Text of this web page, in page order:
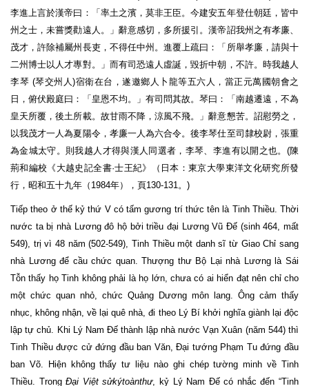
李進上言於漢帝曰：「率土之濱，莫非王臣。今建安五年登仕朝廷，皆中
州之士，未嘗獎勸遠人。」辭意感切，多所援引。漢帝詔我州之有孝廉、
茂才，許除補屬州長吏，不得任中州。進覆上疏曰：「所舉孝廉，請與十
二州博士以人才專對。」而有司恐遠人虛誕，毀折中朝，不許。時我越人
李琴 (琴交州人)宿衛在台，遂邀鄉人卜龍等五六人，當正元萬國朝會之
日，俯伏殿庭曰：「皇恩不均。」有司問其故。琴曰：「南越遷遠，不為
皇天所覆，後土所載。故甘雨不降，涼風不飛。」辭意懇苦。詔慰勞之，
以我茂才一人為夏陽令，孝廉一人為六合令。後李琴仕至司隸校尉，張重
為金城太守。則我越人才得與漢人同選者，李琴、李進有以開之也。(陳
荊和編校《大越史記全書·士王紀》（日本：東京大學東洋文化研究所發
行，昭和五十九年（1984年），頁130-131。)
Tiếp theo ở thế kỷ thứ V có tấm gương trí thức tên là Tinh Thiều. Thời
nước ta bị nhà Lương đô hộ bởi triều đại Lương Vũ Đế (sinh 464, mất
549), trị vì 48 năm (502-549), Tinh Thiều một danh sĩ từ Giao Chỉ sang
nhà Lương để cầu chức quan. Thượng thư Bộ Lại nhà Lương là Sái
Tỗn thấy họ Tinh không phải là họ lớn, chưa có ai hiển đạt nên chỉ cho
một chức quan nhỏ, chức Quảng Dương môn lang. Ông cảm thấy
nhục, không nhận, về lại quê nhà, đi theo Lý Bí khởi nghĩa giành lại độc
lập tự chủ. Khi Lý Nam Đế thành lập nhà nước Vạn Xuân (năm 544) thì
Tinh Thiều được cử đứng đầu ban Văn, Đại tướng Phạm Tu đứng đầu
ban Võ. Hiện không thấy tư liệu nào ghi chép tường minh về Tinh
Thiều. TrongĐại Việt sửkýtoànthư, kỷ Lý Nam Đế có nhắc đến “Tinh